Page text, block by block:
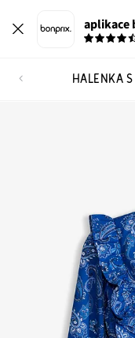
aplikace
HALENKA